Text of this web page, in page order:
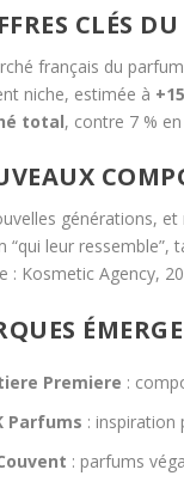
CLÉS
français du
niche, estimée à
total, contre 7 %
générations,
“qui leur ressemble”,
: Kosmetic Agency,
Premiere :
Parfums : inspiration
: parfums